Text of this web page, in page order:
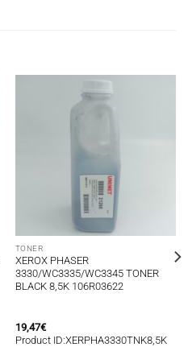
TONER
XEROX PHASER
3330/WC3335/WC3345 TONER
BLACK 8,5K 106R03622
19,47€
Product ID:XERPHA3330TNK8,5K